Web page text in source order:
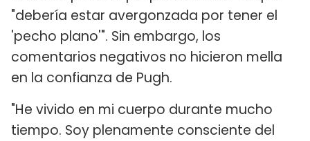
"debería estar avergonzada por tener el
'pecho plano'". Sin embargo, los
comentarios negativos no hicieron mella
en la confianza de Pugh.
"He vivido en mi cuerpo durante mucho
tiempo. Soy plenamente consciente del